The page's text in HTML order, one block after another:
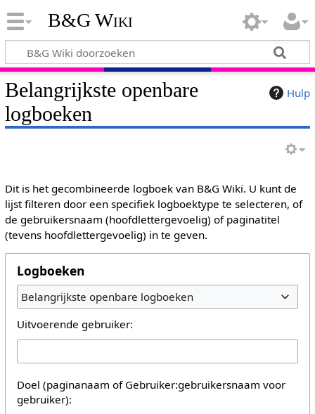
B&G Wiki
Hulp
Belangrijkste openbare
logboeken
Dit is het gecombineerde logboek van B&G Wiki. U kunt de
lijst filteren door een specifiek logboektype te selecteren, of
de gebruikersnaam (hoofdlettergevoelig) of paginatitel
(tevens hoofdlettergevoelig) in te geven.
Logboeken
Belangrijkste openbare logboeken
Uitvoerende gebruiker:
Doel (paginanaam of Gebruiker:gebruikersnaam voor
gebruiker):